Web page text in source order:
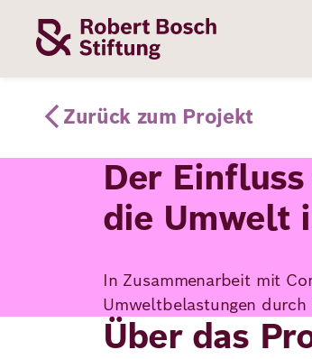
Inhalt
Stiftung
Themen
Die
Werte
Themen
Unsere
Bildung
Zurück zum Projekt
Der
die Umwelt
In Zusammenarbeit mit
Umweltbelastungen
Über das